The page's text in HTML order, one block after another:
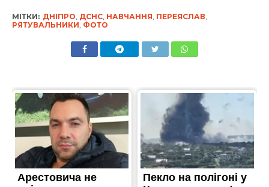
МІТКИ: ДНІПРО ДСНС, НАВЧАННЯ ПЕРЕЯСЛАВ
РЯТУВАЛЬНИКИ ФОТО